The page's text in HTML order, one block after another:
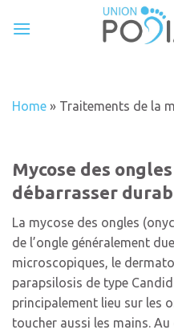
Home » Traitements de la
Mycose des ongles
débarrasser
La mycose des ongles
de l’ongle généralement
microscopiques, le
parapsilosis de type
principalement lieu sur les
toucher aussi les mains.